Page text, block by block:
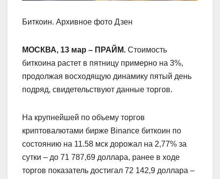
Биткоин. Архивное фото Дзен
МОСКВА, 13 мар – ПРАЙМ. Стоимость
биткоина растет в пятницу примерно на 3%,
продолжая восходящую динамику пятый день
подряд, свидетельствуют данные торгов.
На крупнейшей по объему торгов
криптовалютами бирже Binance биткоин по
состоянию на 11.58 мск дорожал на 2,77% за
сутки – до 71 787,69 доллара, ранее в ходе
торгов показатель достигал 72 142,9 доллара –